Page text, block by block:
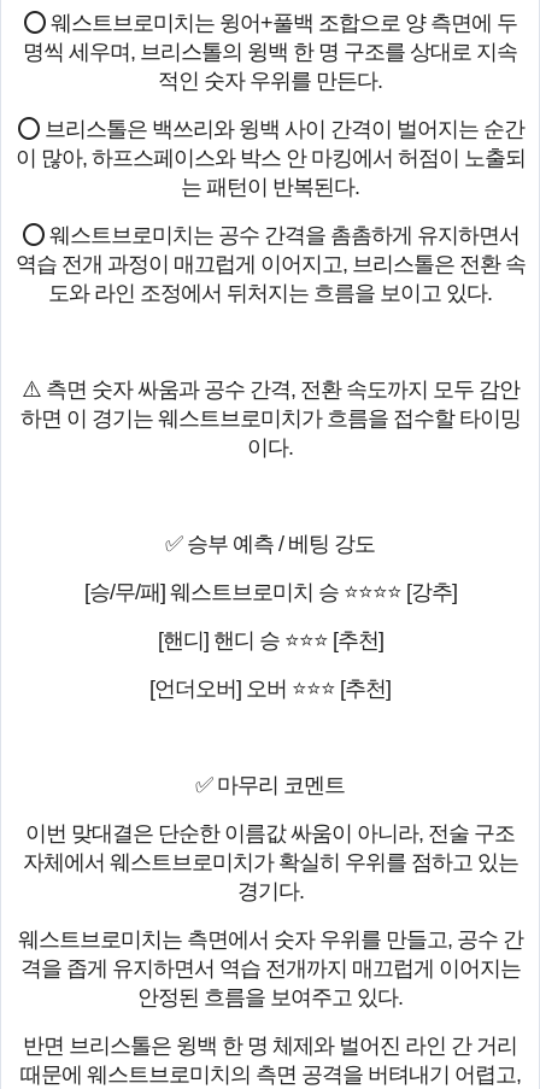
⭕ 웨스트브로미치는 윙어+풀백 조합으로 양 측면에 두
명씩 세우며, 브리스톨의 윙백 한 명 구조를 상대로 지속
적인 숫자 우위를 만든다.
⭕ 브리스톨은 백쓰리와 윙백 사이 간격이 벌어지는 순간
이 많아, 하프스페이스와 박스 안 마킹에서 허점이 노출되
는 패턴이 반복된다.
⭕ 웨스트브로미치는 공수 간격을 촘촘하게 유지하면서
역습 전개 과정이 매끄럽게 이어지고, 브리스톨은 전환 속
도와 라인 조정에서 뒤처지는 흐름을 보이고 있다.
⚠️ 측면 숫자 싸움과 공수 간격, 전환 속도까지 모두 감안
하면 이 경기는 웨스트브로미치가 흐름을 접수할 타이밍
이다.
✅ 승부 예측 / 베팅 강도
[승/무/패] 웨스트브로미치 승 ⭐⭐⭐⭐ [강추]
[핸디] 핸디 승 ⭐⭐⭐ [추천]
[언더오버] 오버 ⭐⭐⭐ [추천]
✅ 마무리 코멘트
이번 맞대결은 단순한 이름값 싸움이 아니라, 전술 구조
자체에서 웨스트브로미치가 확실히 우위를 점하고 있는
경기다.
웨스트브로미치는 측면에서 숫자 우위를 만들고, 공수 간
격을 좁게 유지하면서 역습 전개까지 매끄럽게 이어지는
안정된 흐름을 보여주고 있다.
반면 브리스톨은 윙백 한 명 체제와 벌어진 라인 간 거리
때문에 웨스트브로미치의 측면 공격을 버텨내기 어렵고,